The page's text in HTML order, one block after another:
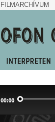
FILMARCHÍVUM
00:00